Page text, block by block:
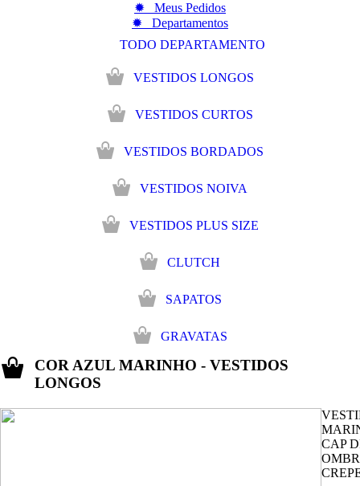
✹ Meus Pedidos
✹ Departamentos
TODO DEPARTAMENTO
VESTIDOS LONGOS
VESTIDOS CURTOS
VESTIDOS BORDADOS
VESTIDOS NOIVA
VESTIDOS PLUS SIZE
CLUTCH
SAPATOS
GRAVATAS
COR AZUL MARINHO - VESTIDOS
LONGOS
CAP